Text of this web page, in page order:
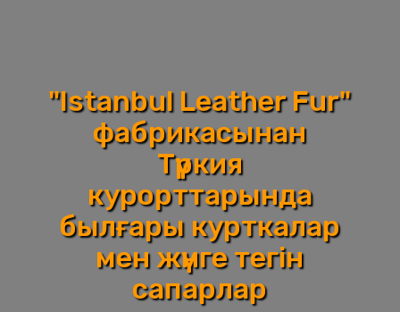
"Istanbul Leather Fur"
фабрикасынан
Түркия
курорттарында
былғары курткалар
мен жүнге тегін
сапарлар